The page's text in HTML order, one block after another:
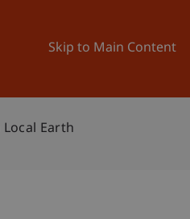
Skip to Main Content
University
Earth